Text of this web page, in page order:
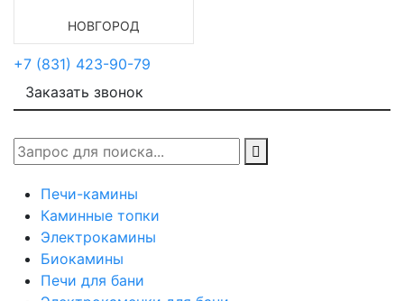
НОВГОРОД
+7 (831) 423-90-79
Заказать звонок
Печи-камины
Каминные топки
Электрокамины
Биокамины
Печи для бани